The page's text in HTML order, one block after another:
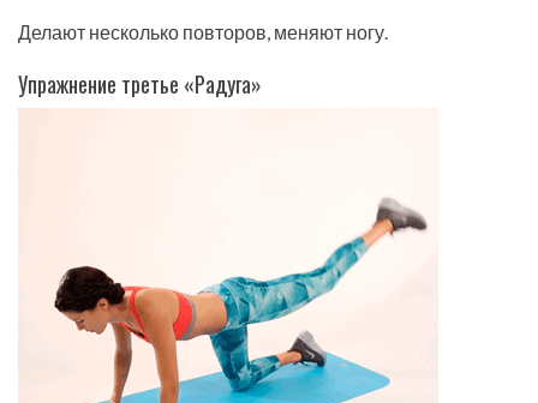
Делают несколько повторов, меняют ногу.
Упражнение третье «Радуга»